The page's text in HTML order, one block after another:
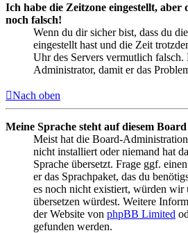
Ich habe die Zeitzone eingestellt,
noch falsch!
Wenn du dir sicher bist, dass du
eingestellt hast und die Zeit
Uhr des Servers vermutlich falsch.
Administrator, damit er das
Nach oben
Meine Sprache steht auf diesem
Meist hat die Board-
nicht installiert oder niemand hat
Sprache übersetzt. Frage ggf.
er das Sprachpaket, das du
es noch nicht existiert, würden wir
übersetzen würdest. Weitere
der Website von phpBB Limited
gefunden werden.